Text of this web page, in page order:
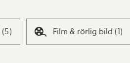
(5) Film & rörlig bild (1)